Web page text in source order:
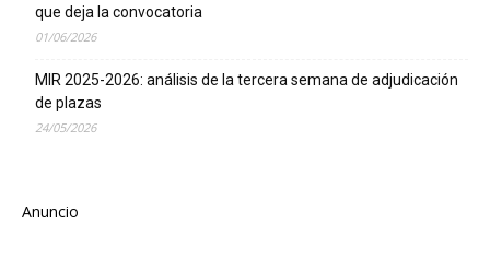
que deja la convocatoria
01/06/2026
MIR 2025-2026: análisis de la tercera semana de adjudicación
de plazas
24/05/2026
Anuncio